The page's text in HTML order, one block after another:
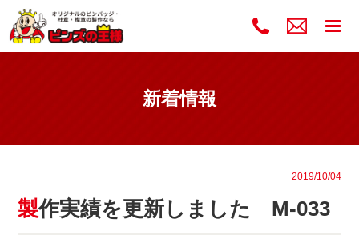
新着情報
2019/10/04
製作実績を更新しました M-033